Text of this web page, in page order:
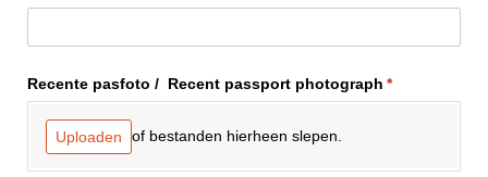
Recente pasfoto /​ Recent passport photograph *
(is vereist)
Uploaden of bestanden hierheen slepen.